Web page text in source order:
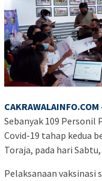
Sebanyak 109 Personil
Covid-19 tahap kedua
Toraja, pada hari
Pelaksanaan vaksinasi